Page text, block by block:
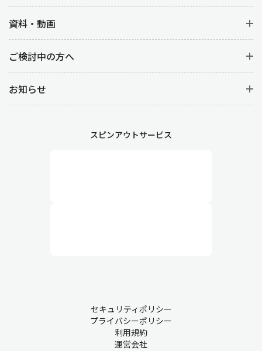
資料・動画
ご検討中の方へ
お知らせ
スピンアウトサービス
セキュリティポリシー
プライバシーポリシー
利用規約
運営会社